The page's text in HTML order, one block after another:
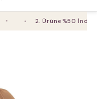
2. Ürüne %50 İndirim